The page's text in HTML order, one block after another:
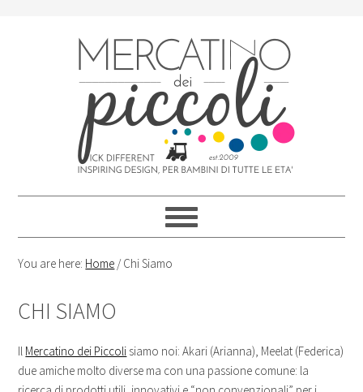
You are here: Home /Chi Siamo
CHI SIAMO
Il Mercatino dei Piccoli siamo noi: Akari (Arianna), Meelat (Federica)
due amiche molto diverse ma con una passione comune: la